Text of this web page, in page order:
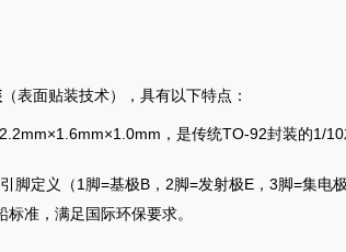
（表面贴装技术），具有以下特点：
2.2mm×1.6mm×1.0mm，是传统TO-92封装的1/
脚定义（1脚=基极B，2脚=发射极E，3脚=集电
标准，满足国际环保要求。